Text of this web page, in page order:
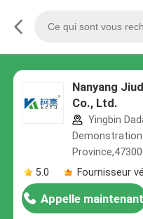
Nanyang
Co., Ltd.
Yingbin
Demonstration
5.0
Fournisseur
Appelle maintenant